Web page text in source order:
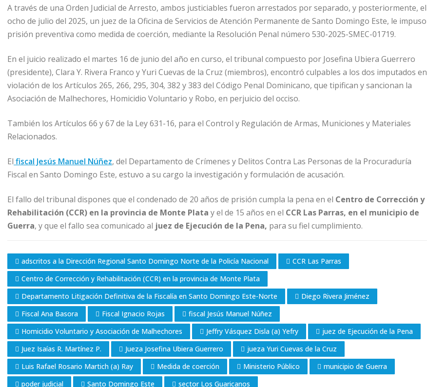
A través de una Orden Judicial de Arresto, ambos justiciables fueron arrestados por separado, y posteriormente, el
ocho de julio del 2025, un juez de la Oficina de Servicios de Atención Permanente de Santo Domingo Este, le impuso
prisión preventiva como medida de coerción, mediante la Resolución Penal número 530-2025-SMEC-01719.
En el juicio realizado el martes 16 de junio del año en curso, el tribunal compuesto por Josefina Ubiera Guerrero
(presidente), Clara Y. Rivera Franco y Yuri Cuevas de la Cruz (miembros), encontró culpables a los dos imputados en
violación de los Artículos 265, 266, 295, 304, 382 y 383 del Código Penal Dominicano, que tipifican y sancionan la
Asociación de Malhechores, Homicidio Voluntario y Robo, en perjuicio del occiso.
También los Artículos 66 y 67 de la Ley 631-16, para el Control y Regulación de Armas, Municiones y Materiales
Relacionados.
El fiscal Jesús Manuel Núñez, del Departamento de Crímenes y Delitos Contra Las Personas de la Procuraduría
Fiscal en Santo Domingo Este, estuvo a su cargo la investigación y formulación de acusación.
El fallo del tribunal dispones que el condenado de 20 años de prisión cumpla la pena en el Centro de Corrección y
Rehabilitación (CCR) en la provincia de Monte Plata y el de 15 años en el CCR Las Parras, en el municipio de
Guerra, y que el fallo sea comunicado al juez de Ejecución de la Pena, para su fiel cumplimiento.
adscritos a la Dirección Regional Santo Domingo Norte de la Policía Nacional
CCR Las Parras
Centro de Corrección y Rehabilitación (CCR) en la provincia de Monte Plata
Departamento Litigación Definitiva de la Fiscalía en Santo Domingo Este-Norte
Diego Rivera Jiménez
Fiscal Ana Basora
Fiscal Ignacio Rojas
fiscal Jesús Manuel Núñez
Homicidio Voluntario y Asociación de Malhechores
Jeffry Vásquez Disla (a) Yefry
juez de Ejecución de la Pena
Juez Isaías R. Martínez P.
Jueza Josefina Ubiera Guerrero
jueza Yuri Cuevas de la Cruz
Luis Rafael Rosario Martich (a) Ray
Medida de coerción Ministerio Público
municipio de Guerra
poder judicial
Santo Domingo Este
sector Los Guaricanos